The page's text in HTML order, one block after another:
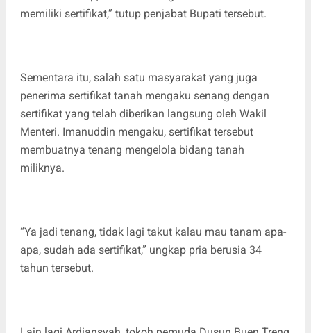
memiliki sertifikat,” tutup penjabat Bupati tersebut.
Sementara itu, salah satu masyarakat yang juga
penerima sertifikat tanah mengaku senang dengan
sertifikat yang telah diberikan langsung oleh Wakil
Menteri. Imanuddin mengaku, sertifikat tersebut
membuatnya tenang mengelola bidang tanah
miliknya.
“Ya jadi tenang, tidak lagi takut kalau mau tanam apa-
apa, sudah ada sertifikat,” ungkap pria berusia 34
tahun tersebut.